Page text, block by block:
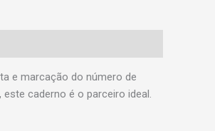
e marcação do número de
caderno é o parceiro ideal.